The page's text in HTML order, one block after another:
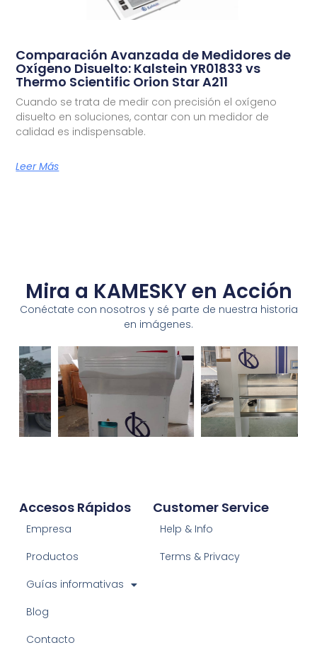
Comparación Avanzada de Medidores de
Oxígeno Disuelto: Kalstein YR01833 vs
Thermo Scientific Orion Star A211
Cuando se trata de medir con precisión el oxígeno
disuelto en soluciones, contar con un medidor de
calidad es indispensable.
Leer Más
Mira a KAMESKY en Acción
Conéctate con nosotros y sé parte de nuestra historia
en imágenes.
Customer Service
Help & Info
Terms & Privacy
Accesos Rápidos
Empresa
Productos
Guías informativas
Blog
Contacto